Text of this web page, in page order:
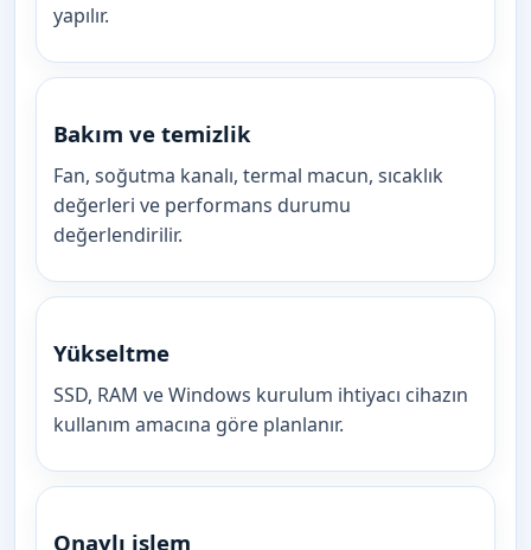
yapılır.
Bakım ve temizlik
Fan, soğutma kanalı, termal macun, sıcaklık
değerleri ve performans durumu
değerlendirilir.
Yükseltme
SSD, RAM ve Windows kurulum ihtiyacı cihazın
kullanım amacına göre planlanır.
Onaylı işlem